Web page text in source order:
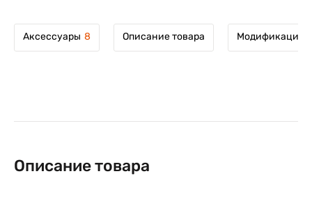
Аксессуары 8 Описание товара Модификации
Описание товара